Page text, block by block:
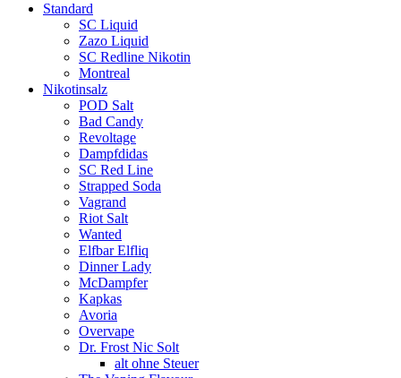
Standard
SC Liquid
Zazo Liquid
SC Redline Nikotin
Montreal
Nikotinsalz
POD Salt
Bad Candy
Revoltage
Dampfdidas
SC Red Line
Strapped Soda
Vagrand
Riot Salt
Wanted
Elfbar Elfliq
Dinner Lady
McDampfer
Kapkas
Avoria
Overvape
Dr. Frost Nic Solt
alt ohne Steuer